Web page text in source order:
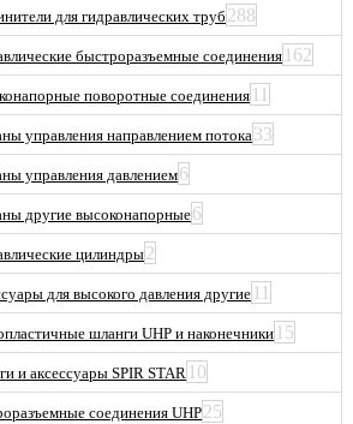
для гидравлических труб 288
быстроразъемные соединения 162
поворотные соединения 11
управления направлением потока33
управления давлением6
другие высоконапорные6
цилиндры2
для высокого давления другие 11
шланги UHP и наконечники 15
и аксессуары SPIR STAR 10
соединения UHP25